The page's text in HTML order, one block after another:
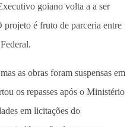
goiano volta a a ser
projeto é fruto de parceria entre
as obras foram suspensas em
os repasses após o Ministério
em licitações do